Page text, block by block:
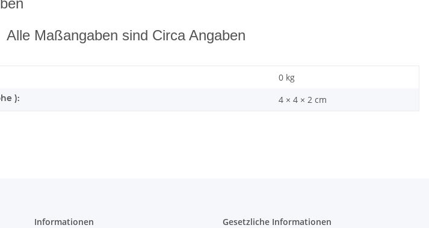
Alle Maßangaben sind Circa Angaben
0 kg
): 4 × 4 × 2 cm
Informationen Gesetzliche Informationen